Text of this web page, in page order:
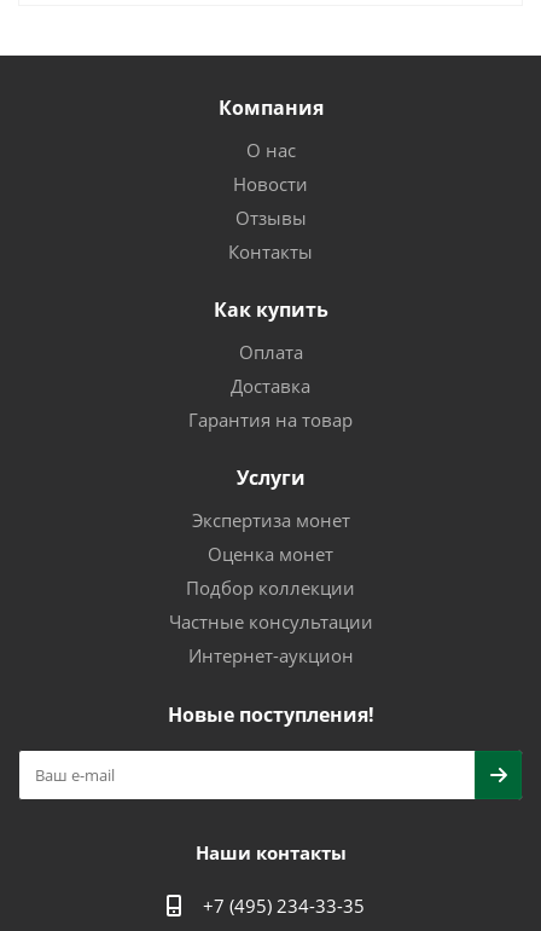
Компания
О нас
Новости
Отзывы
Контакты
Как купить
Оплата
Доставка
Гарантия на товар
Услуги
Экспертиза монет
Оценка монет
Подбор коллекции
Частные консультации
Интернет-аукцион
Новые поступления!
Наши контакты
+7 (495) 234-33-35